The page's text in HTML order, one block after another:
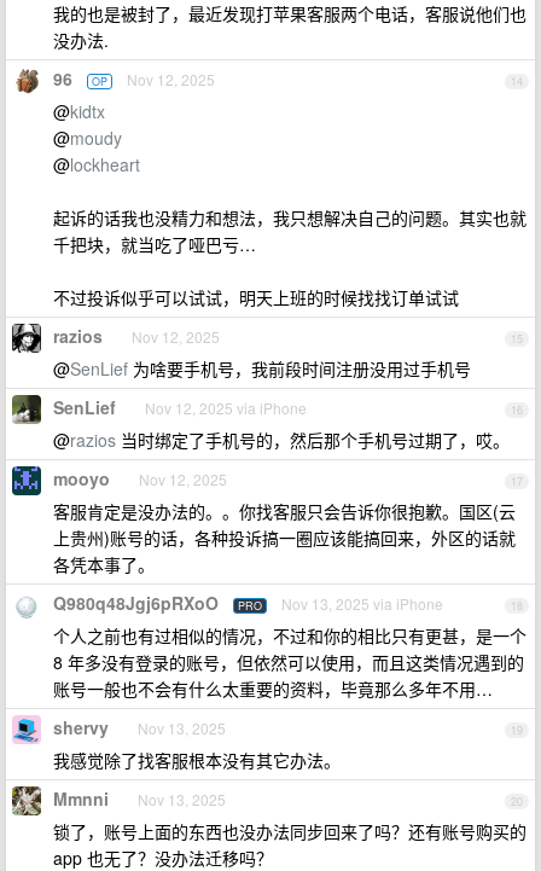
我的也是被封了，最近发现打苹果客服两个电话，客服说他们也
没办法.
14
96 OP Nov 12, 2025
@kidtx
@moudy
@lockheart
起诉的话我也没精力和想法，我只想解决自己的问题。其实也就
千把块，就当吃了哑巴亏…
不过投诉似乎可以试试，明天上班的时候找找订单试试
15
razios Nov 12, 2025
@SenLief 为啥要手机号，我前段时间注册没用过手机号
16
SenLief Nov 12, 2025 via iPhone
@razios 当时绑定了手机号的，然后那个手机号过期了，哎。
17
mooyo Nov 12, 2025
客服肯定是没办法的。。你找客服只会告诉你很抱歉。国区(云
上贵州)账号的话，各种投诉搞一圈应该能搞回来，外区的话就
各凭本事了。
18
Q980q48Jgj6pRXoO PRO Nov 13, 2025 via iPhone
个人之前也有过相似的情况，不过和你的相比只有更甚，是一个
8 年多没有登录的账号，但依然可以使用，而且这类情况遇到的
账号一般也不会有什么太重要的资料，毕竟那么多年不用…
19
shervy Nov 13, 2025
我感觉除了找客服根本没有其它办法。
20
Mmnni Nov 13, 2025
锁了，账号上面的东西也没办法同步回来了吗？还有账号购买的
app 也无了？没办法迁移吗？